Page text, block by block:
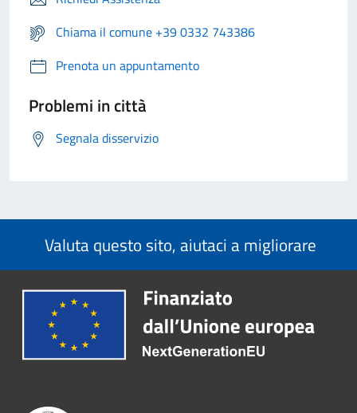
Chiama il comune +39 0332 743386
Prenota un appuntamento
Problemi in città
Segnala disservizio
Valuta questo sito, aiutaci a migliorare